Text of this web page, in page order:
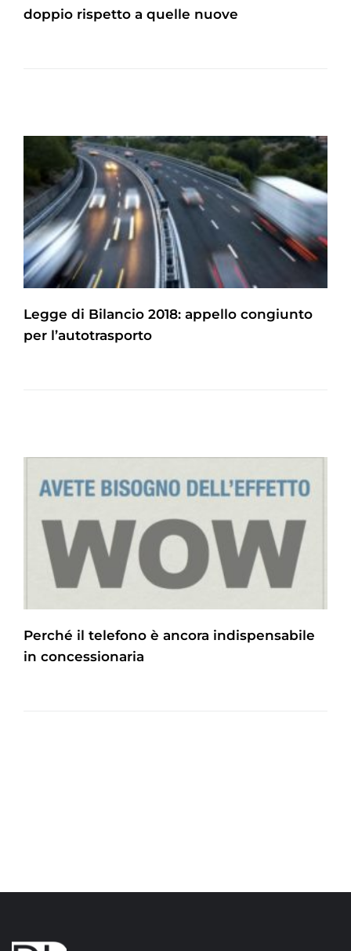
doppio rispetto a quelle nuove
Legge di Bilancio 2018: appello congiunto
per l’autotrasporto
Perché il telefono è ancora indispensabile
in concessionaria